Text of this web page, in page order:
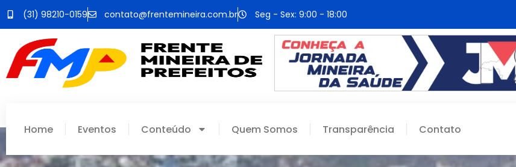
(31) 98210-0159 contato@frentemineira.com.br Seg - Sex: 9:00 - 18:00
Home Eventos Conteúdo Quem Somos Transparência Contato